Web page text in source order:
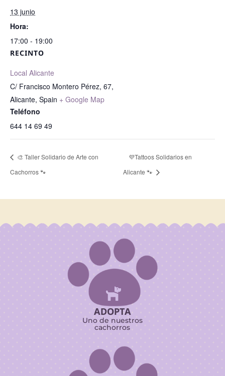
13 junio
Hora:
17:00 - 19:00
RECINTO
Local Alicante
C/ Francisco Montero Pérez, 67,
Alicante, Spain + Google Map
Teléfono
644 14 69 49
🎨 Taller Solidario de Arte con
Cachorros 🐾
💜Tattoos Solidarios en
Alicante 🐾

ADOPTA
Uno de nuestros
cachorros